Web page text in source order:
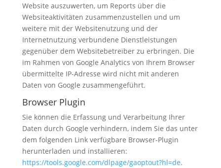
Website auszuwerten, um Reports über die
Websiteaktivitäten zusammenzustellen und um
weitere mit der Websitenutzung und der
Internetnutzung verbundene Dienstleistungen
gegenüber dem Websitebetreiber zu erbringen. Die
im Rahmen von Google Analytics von Ihrem Browser
übermittelte IP-Adresse wird nicht mit anderen
Daten von Google zusammengeführt.
Browser Plugin
Sie können die Erfassung und Verarbeitung Ihrer
Daten durch Google verhindern, indem Sie das unter
dem folgenden Link verfügbare Browser-Plugin
herunterladen und installieren:
https://tools.google.com/dlpage/gaoptout?hl=de.